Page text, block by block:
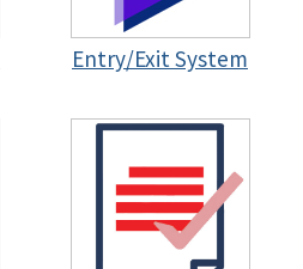
Entry/Exit System